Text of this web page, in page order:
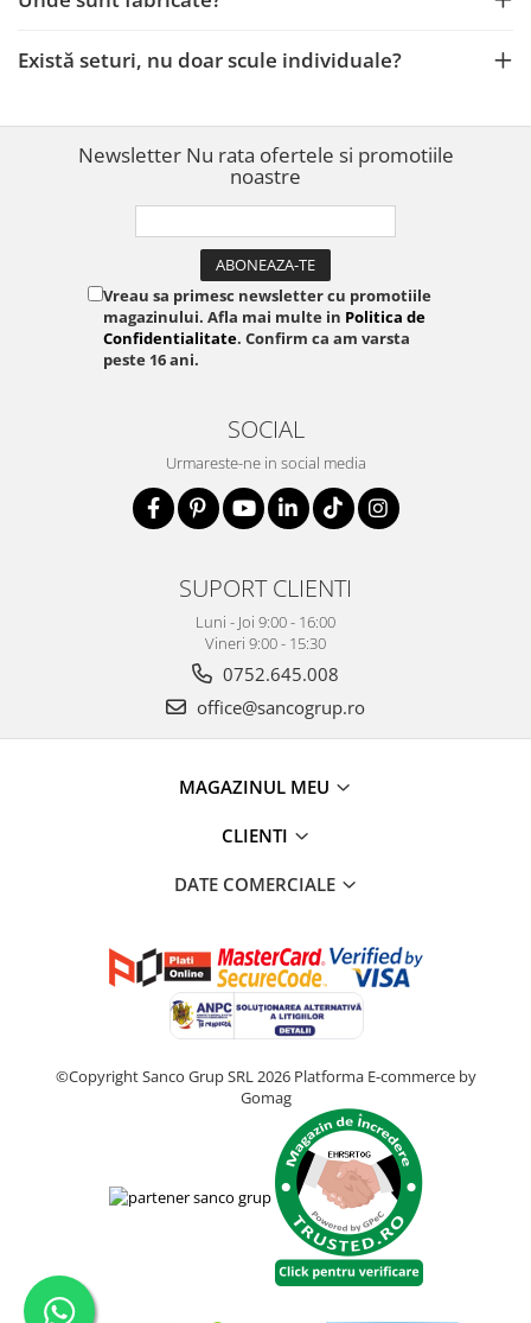
Există seturi, nu doar scule individuale?
Newsletter Nu rata ofertele si promotiile
noastre
Vreau sa primesc newsletter cu promotiile
magazinului. Afla mai multe in Politica de
Confidentialitate. Confirm ca am varsta
peste 16 ani.
SOCIAL
Urmareste-ne in social media
SUPORT CLIENTI
Luni - Joi 9:00 - 16:00
Vineri 9:00 - 15:30
0752.645.008
office@sancogrup.ro
MAGAZINUL MEU
CLIENTI
DATE COMERCIALE
©Copyright Sanco Grup SRL 2026 Platforma E-commerce by
Gomag